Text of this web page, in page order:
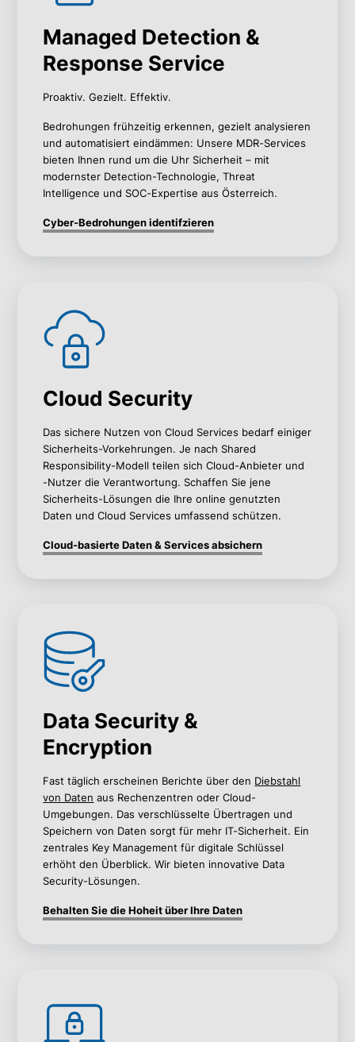
Managed Detection &
Response Service
Proaktiv. Gezielt. Effektiv.
Bedrohungen frühzeitig erkennen, gezielt analysieren
und automatisiert eindämmen: Unsere MDR-Services
bieten Ihnen rund um die Uhr Sicherheit – mit
modernster Detection-Technologie, Threat
Intelligence und SOC-Expertise aus Österreich.
Cyber-Bedrohungen identifzieren
Cloud Security
Das sichere Nutzen von Cloud Services bedarf einiger
Sicherheits-Vorkehrungen. Je nach Shared
Responsibility-Modell teilen sich Cloud-Anbieter und
-Nutzer die Verantwortung. Schaffen Sie jene
Sicherheits-Lösungen die Ihre online genutzten
Daten und Cloud Services umfassend schützen.
Cloud-basierte Daten & Services absichern
Data Security &
Encryption
Fast täglich erscheinen Berichte über den Diebstahl
von Daten aus Rechenzentren oder Cloud-
Umgebungen. Das verschlüsselte Übertragen und
Speichern von Daten sorgt für mehr IT-Sicherheit. Ein
zentrales Key Management für digitale Schlüssel
erhöht den Überblick. Wir bieten innovative Data
Security-Lösungen.
Behalten Sie die Hoheit über Ihre Daten